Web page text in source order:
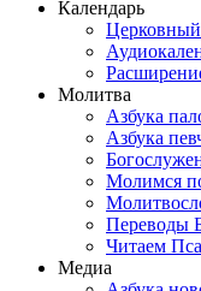
Календарь
Церковный
Молитва
Азбука
Азбука
Молимся
Переводы
Читаем
Медиа